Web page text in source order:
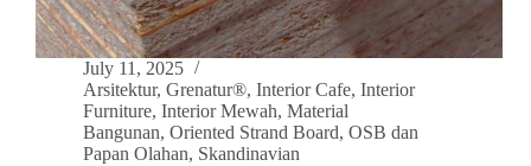
July 11, 2025
Arsitektur, Grenatur®, Interior Cafe, Interior
Furniture, Interior Mewah, Material
Bangunan, Oriented Strand Board, OSB dan
Papan Olahan, Skandinavian